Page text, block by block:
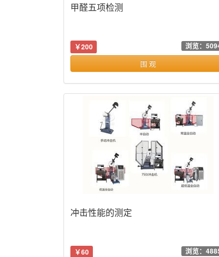
甲醛五项检测
￥200 浏览：
围 观
冲击性能的测定
￥60 浏览：